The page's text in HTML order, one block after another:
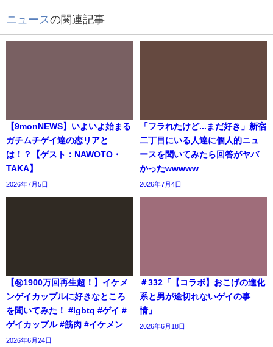
ニュースの関連記事
【9monNEWS】いよいよ始まる
ガチムチゲイ達の恋リアと
は！？【ゲスト：NAWOTO・
TAKA】
2026年7月5日
「フラれたけど...まだ好き」新宿
二丁目にいる人達に個人的ニュ
ースを聞いてみたら回答がヤバ
かったwwwww
2026年7月4日
【㊗️1900万回再生超！】イケメ
ンゲイカップルに好きなところ
を聞いてみた！ #lgbtq #ゲイ #
ゲイカップル #筋肉 #イケメン
2026年6月24日
＃332「【コラボ】おこげの進化
系と男が途切れないゲイの事
情」
2026年6月18日